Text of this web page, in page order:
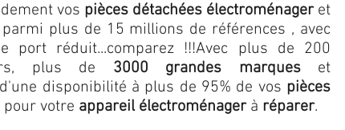
vos pièces détachées électroménageret
parmi plus de 15 millions de références , avec
port réduit...comparez !!!Avec plus de 200
plus de 3000 grandes marqueset
disponibilité à plus de 95% de vos pièces
pour votre appareil électroménagerà réparer.